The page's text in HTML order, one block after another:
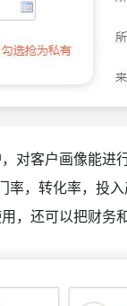
对客户画像能进
率，转化率，投
，还可以把财务